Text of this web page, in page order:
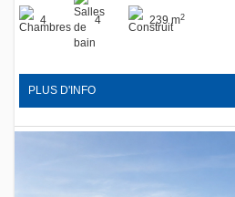
4 4 239 m2
PLUS D'INFO